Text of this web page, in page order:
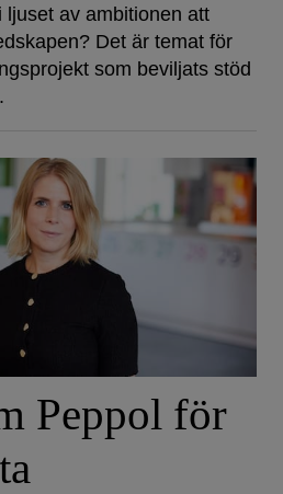
av ambitionen att
Det är temat för
som beviljats stöd
Peppol för